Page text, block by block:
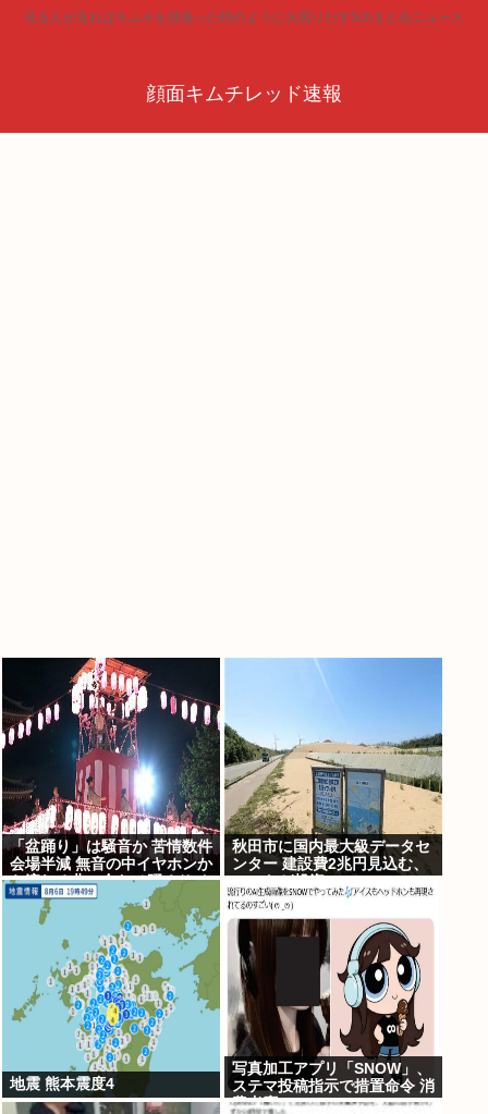
見る人が見ればキムチを頬張った時のように火照りだす5chまとめニュース
顔面キムチレッド速報
「盆踊り」は騒音か 苦情数件
会場半減 無音の中イヤホンか
ら流れる曲に合わせ踊るサイ
レント盆ダンスも
秋田市に国内最大級データセ
ンター 建設費2兆円見込む、
地震 熊本震度4
写真加工アプリ「SNOW」、
ステマ投稿指示で措置命令 消
費者庁